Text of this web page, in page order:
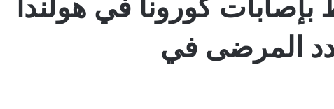
كورونا في هولندا
المرضى في